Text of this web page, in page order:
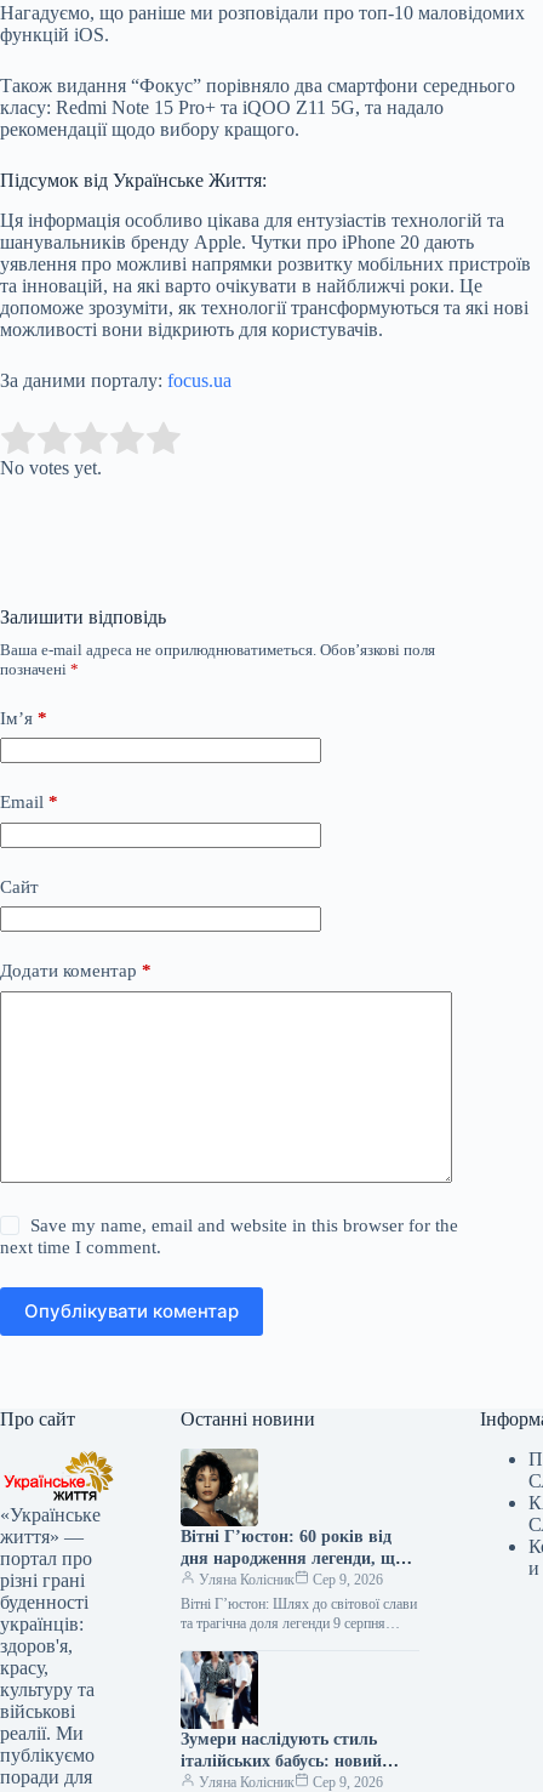
Нагадуємо, що раніше ми розповідали про топ-10 маловідомих
функцій iOS.
Також видання “Фокус” порівняло два смартфони середнього
класу: Redmi Note 15 Pro+ та iQOO Z11 5G, та надало
рекомендації щодо вибору кращого.
Підсумок від Українське Життя:
Ця інформація особливо цікава для ентузіастів технологій та
шанувальників бренду Apple. Чутки про iPhone 20 дають
уявлення про можливі напрямки розвитку мобільних пристроїв
та інновацій, на які варто очікувати в найближчі роки. Це
допоможе зрозуміти, як технології трансформуються та які нові
можливості вони відкриють для користувачів.
За даними порталу: focus.ua
Rate this item:
No votes yet.
Залишити відповідь
Ваша e-mail адреса не оприлюднюватиметься. Обов’язкові поля
позначені *
Ім’я *
Email *
Сайт
Додати коментар *
Save my name, email and website in this browser for the
next time I comment.
Опублікувати коментар
Про сайт
«Українське
життя» —
портал про
різні грані
буденності
українців:
здоров'я,
красу,
культуру та
військові
реалії. Ми
публікуємо
поради для
Останні новини
Вітні Г’юстон: 60 років від
дня народження легенди, що
пережила злети, падіння та
трагічний фінал
Уляна Колісник
Сер 9, 2026
Вітні Г’юстон: Шлях до світової слави
та трагічна доля легенди 9 серпня
американській співачці Вітні…
Зумери наслідують стиль
італійських бабусь: новий
тренд Dolce Nonna
Уляна Колісник Сер 9, 2026
и